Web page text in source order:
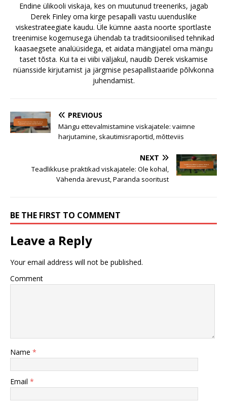
Endine ülikooli viskaja, kes on muutunud treeneriks, jagab
Derek Finley oma kirge pesapalli vastu uuenduslike
viskestrateegiate kaudu. Üle kümne aasta noorte sportlaste
treenimise kogemusega ühendab ta traditsioonilised tehnikad
kaasaegsete analüüsidega, et aidata mängijatel oma mängu
taset tõsta. Kui ta ei viibi väljakul, naudib Derek viskamise
nüansside kirjutamist ja järgmise pesapallistaaride põlvkonna
juhendamist.
PREVIOUS
Mängu ettevalmistamine viskajatele: vaimne
harjutamine, skautimisraportid, mõtteviis
NEXT
Teadlikkuse praktikad viskajatele: Ole kohal,
Vähenda ärevust, Paranda sooritust
BE THE FIRST TO COMMENT
Leave a Reply
Your email address will not be published.
Comment
Name *
Email *